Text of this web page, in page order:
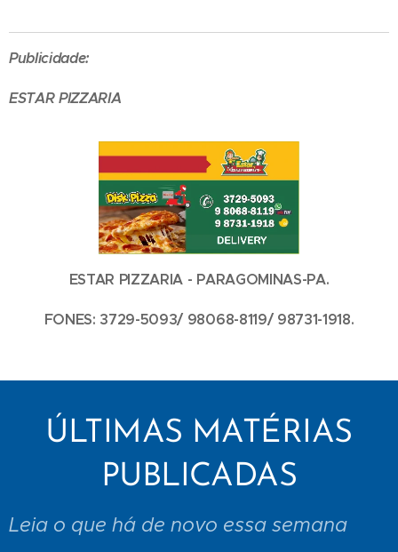
Publicidade:
ESTAR PIZZARIA
ESTAR PIZZARIA - PARAGOMINAS-PA.
FONES: 3729-5093/ 98068-8119/ 98731-1918.
ÚLTIMAS MATÉRIAS
PUBLICADAS
Leia o que há de novo essa semana